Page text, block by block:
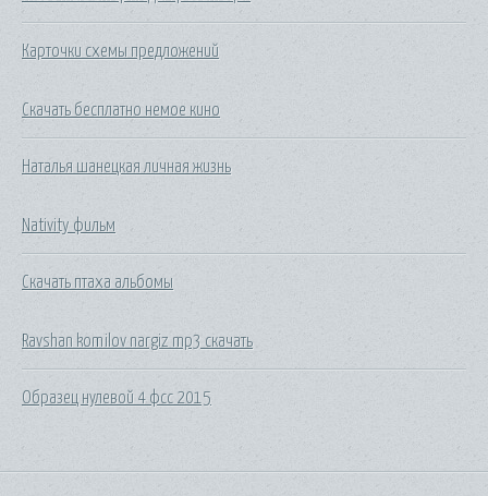
Карточки схемы предложений
Скачать бесплатно немое кино
Наталья шанецкая личная жизнь
Nativity фильм
Скачать птаха альбомы
Ravshan komilov nargiz mp3 скачать
Образец нулевой 4 фсс 2015